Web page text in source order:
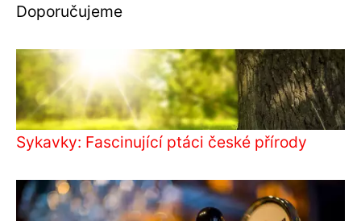
Doporučujeme
Sykavky: Fascinující ptáci české přírody